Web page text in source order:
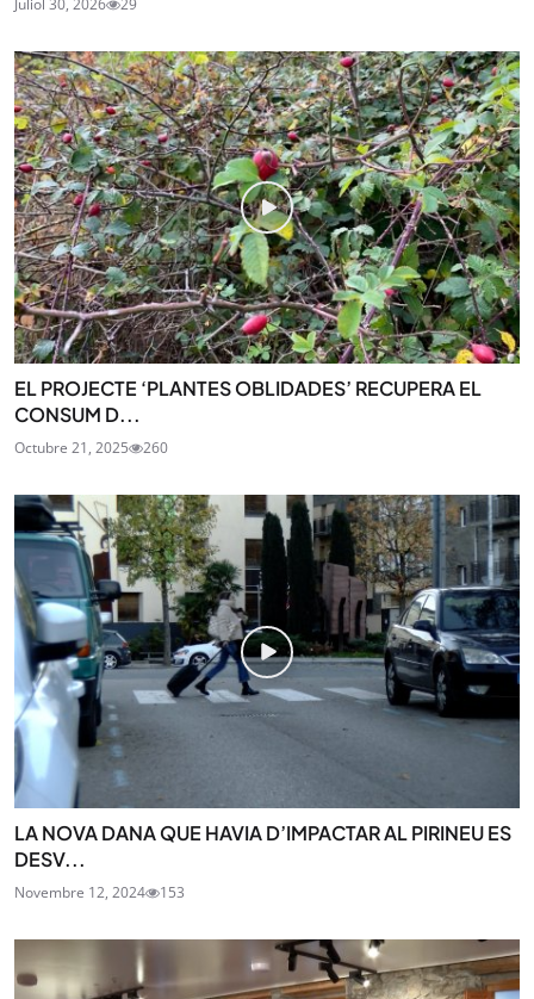
EL PROJECTE ‘PLANTES OBLIDADES’ RECUPERA EL
CONSUM D...
Octubre 21, 2025 260
LA NOVA DANA QUE HAVIA D’IMPACTAR AL PIRINEU ES
DESV...
Novembre 12, 2024 153